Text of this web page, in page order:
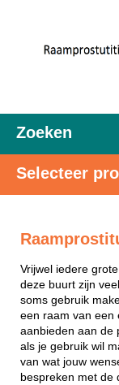
Zoeken
Selecteer
Vrijwel iedere
deze buurt zijn
soms gebruik
een raam van een
aanbieden aan de
als je gebruik wil
van wat jouw
bespreken met de